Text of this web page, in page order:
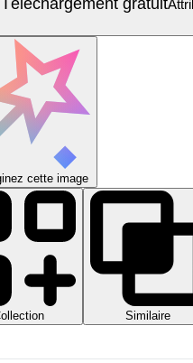
cette image
Similaire